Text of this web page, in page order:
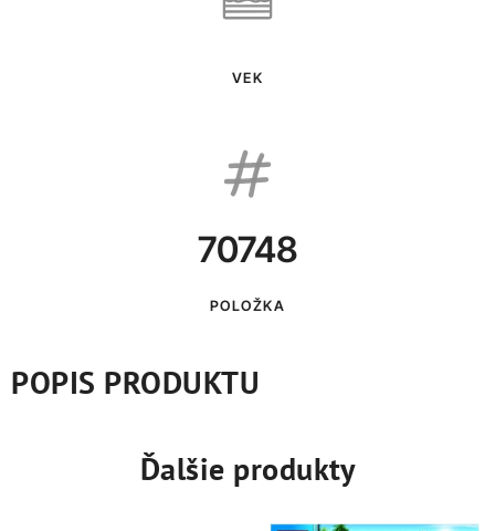
VEK
70748
POLOŽKA
POPIS PRODUKTU
Ďalšie produkty